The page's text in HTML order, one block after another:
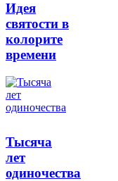
Идея
святости в
колорите
времени
Тысяча
лет
одиночества